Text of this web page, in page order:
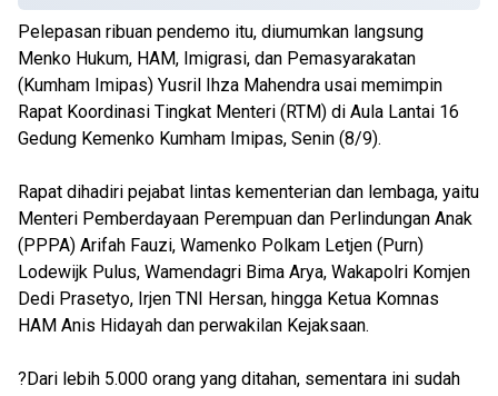
Pelepasan ribuan pendemo itu, diumumkan langsung
Menko Hukum, HAM, Imigrasi, dan Pemasyarakatan
(Kumham Imipas) Yusril Ihza Mahendra usai memimpin
Rapat Koordinasi Tingkat Menteri (RTM) di Aula Lantai 16
Gedung Kemenko Kumham Imipas, Senin (8/9).
Rapat dihadiri pejabat lintas kementerian dan lembaga, yaitu
Menteri Pemberdayaan Perempuan dan Perlindungan Anak
(PPPA) Arifah Fauzi, Wamenko Polkam Letjen (Purn)
Lodewijk Pulus, Wamendagri Bima Arya, Wakapolri Komjen
Dedi Prasetyo, Irjen TNI Hersan, hingga Ketua Komnas
HAM Anis Hidayah dan perwakilan Kejaksaan.
?Dari lebih 5.000 orang yang ditahan, sementara ini sudah